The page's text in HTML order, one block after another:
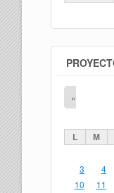
«
L M
3
4
10
11